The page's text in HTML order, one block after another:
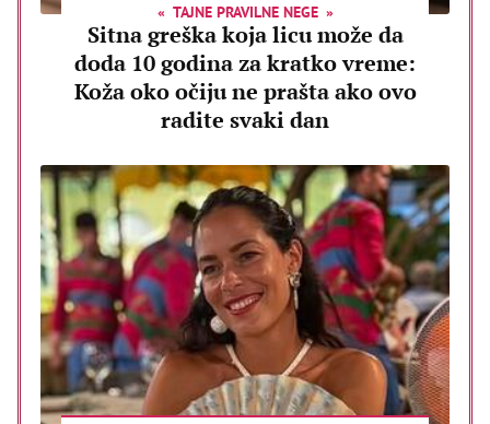
TAJNE PRAVILNE NEGE
Sitna greška koja licu može da
doda 10 godina za kratko vreme:
Koža oko očiju ne prašta ako ovo
radite svaki dan